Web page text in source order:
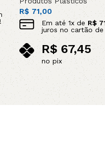
R$ 71,00
Em até1x de R$
juros no cartão
R$67,45
no pix
Adicionar ao carrinho